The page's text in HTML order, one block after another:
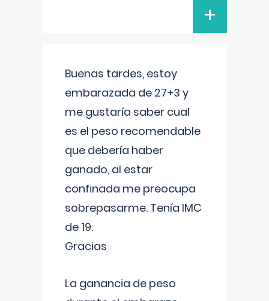
+
Buenas tardes, estoy
embarazada de 27+3 y
me gustaría saber cual
es el peso recomendable
que debería haber
ganado, al estar
confinada me preocupa
sobrepasarme. Tenía IMC
de 19.
Gracias
La ganancia de peso